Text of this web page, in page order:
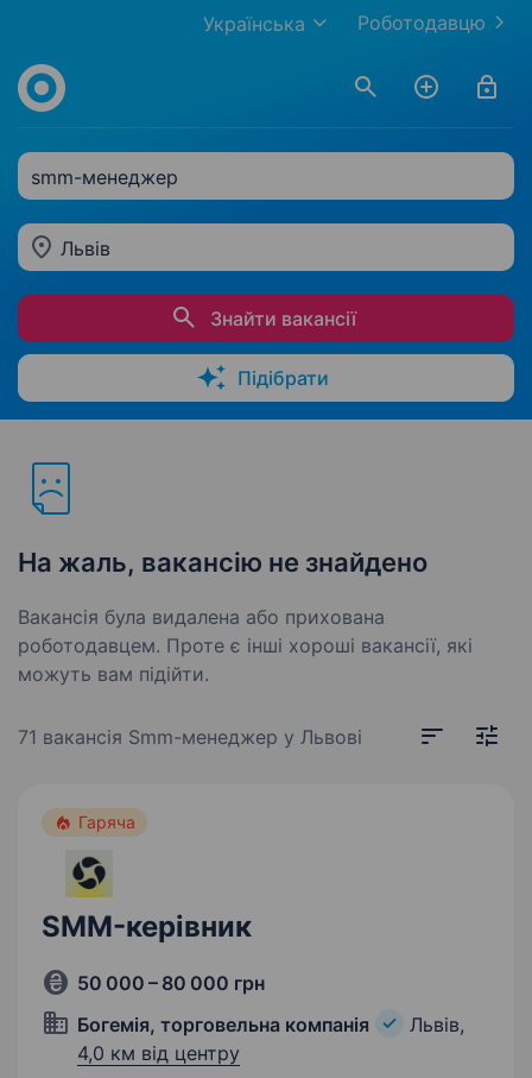
Роботодавцю
Українська
smm-менеджер
Львів
Знайти вакансії
Підібрати
На жаль, вакансію не знайдено
Вакансія була видалена або прихована
роботодавцем. Проте є інші хороші вакансії, які
можуть вам підійти.
71 вакансія Smm-менеджер у Львові
Гаряча
SMM-керівник
50 000 – 80 000 грн
Богемія, торговельна компанія
Львів,
4,0 км від центру